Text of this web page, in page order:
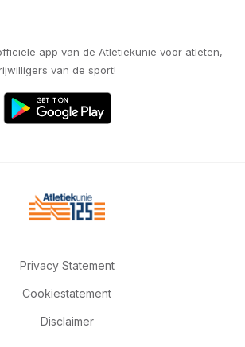
app van de Atletiekunie voor atleten,
van de sport!
Privacy Statement
Cookiestatement
Disclaimer